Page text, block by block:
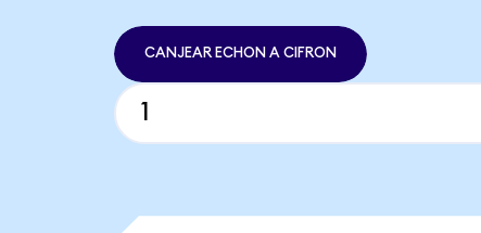
CANJEAR ECHON A CIFRON